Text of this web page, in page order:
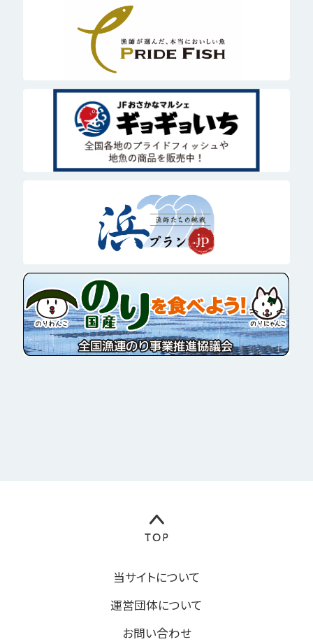
当サイトについて
運営団体について
お問い合わせ